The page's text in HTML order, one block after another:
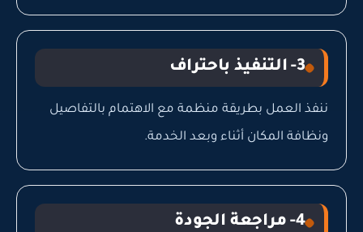
3- التنفيذ باحتراف
ننفذ العمل بطريقة منظمة مع الاهتمام بالتفاصيل
ونظافة المكان أثناء وبعد الخدمة.
4- مراجعة الجودة